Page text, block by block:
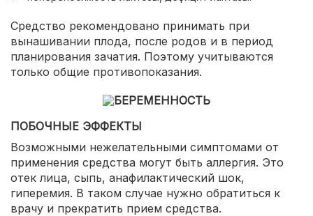
Средство рекомендовано принимать при
вынашивании плода, после родов и в период
планирования зачатия. Поэтому учитываются
только общие противопоказания.
ПОБОЧНЫЕ ЭФФЕКТЫ
Возможными нежелательными симптомами от
применения средства могут быть аллергия. Это
отек лица, сыпь, анафилактический шок,
гиперемия. В таком случае нужно обратиться к
врачу и прекратить прием средства.